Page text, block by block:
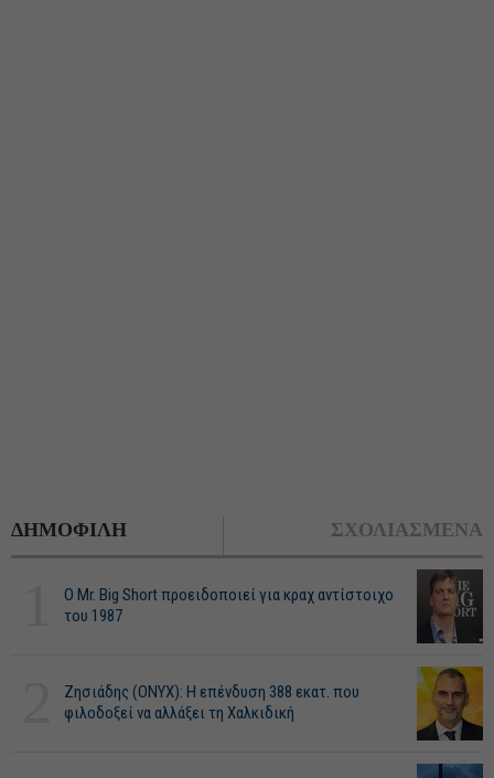
ΔΗΜΟΦΙΛΗ ΣΧΟΛΙΑΣΜΕΝΑ
O Mr. Big Short προειδοποιεί για κραχ αντίστοιχο
του 1987
Ζησιάδης (ONYX): Η επένδυση 388 εκατ. που
φιλοδοξεί να αλλάξει τη Χαλκιδική